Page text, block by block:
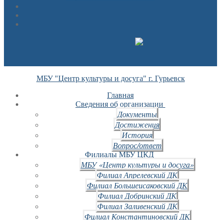
МБУ "Центр культуры и досуга" г. Гурьевск
Главная
Сведения об организации
Документы
Достижения
История
Вопрос/ответ
Филиалы МБУ ЦКД
МБУ «Центр культуры и досуга»
Филиал Апрелевский ДК
Филиал Большеисаковский ДК
Филиал Добринский ДК
Филиал Заливенский ДК
Филиал Константиновский ДК